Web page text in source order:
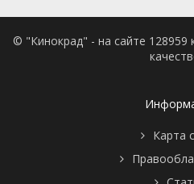
© "Кинокрад" - на сайте 128959
Карта